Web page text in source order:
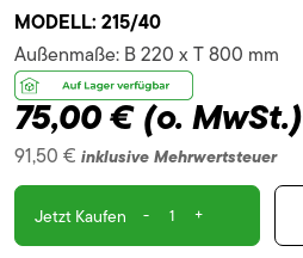
MODELL: 215/40
Außenmaße: B 220 x T 800 mm
75,00 €(o. MwSt.)
91,50 € inklusive Mehrwertsteuer
Jetzt Kaufen - +